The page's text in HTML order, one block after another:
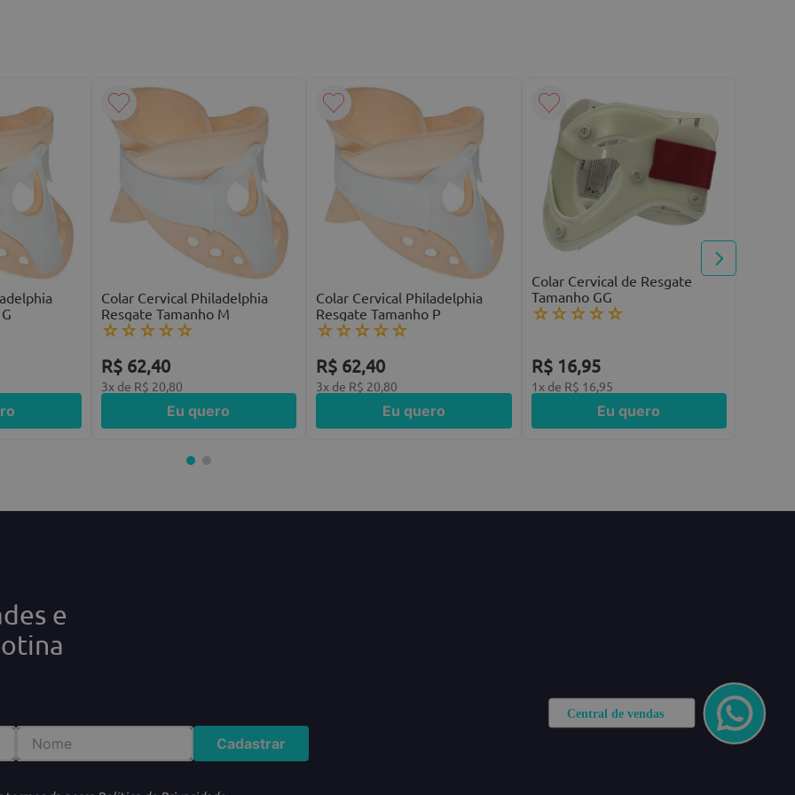
Colar Cervical Philadelphia
Resgate Tamanho M
☆☆☆☆☆
R$ 62,40
3x de R$ 20,80
Eu quero
Colar Cervical Philadelphia
Resgate Tamanho P
☆☆☆☆☆
R$ 62,40
3x de R$ 20,80
Eu quero
Colar Cervical de Resgate
Tamanho GG
☆☆☆☆☆
R$ 16,95
1 x de R$ 16,95
Eu quero
e
Cadastrar